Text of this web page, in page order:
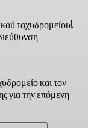
ταχυδρομείου!
και τον
για την επόμενη